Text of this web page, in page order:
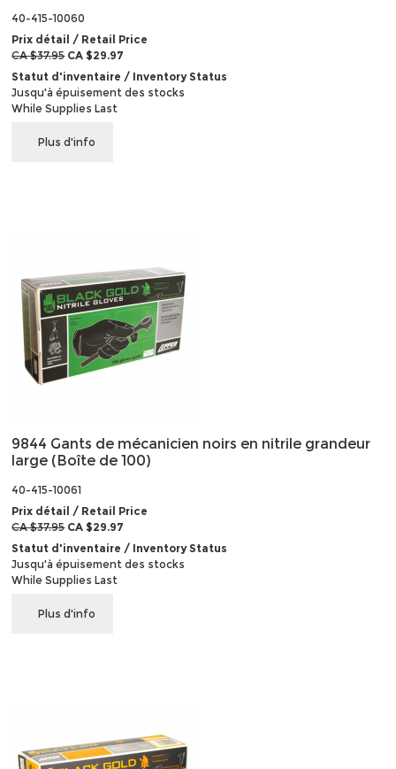
40-415-10060
Prix détail / Retail Price
CA $37.95CA $29.97
Statut d'inventaire / Inventory Status
Jusqu'à épuisement des stocks
While Supplies Last
Plus d'info
9844 Gants de mécanicien noirs en nitrile grandeur
large (Boîte de 100)
40-415-10061
Prix détail / Retail Price
CA $37.95CA $29.97
Statut d'inventaire / Inventory Status
Jusqu'à épuisement des stocks
While Supplies Last
Plus d'info